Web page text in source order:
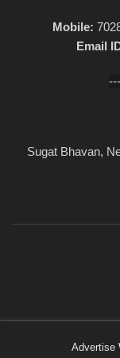
Mobile:
Email
Sugat Bhavan,
Advertise